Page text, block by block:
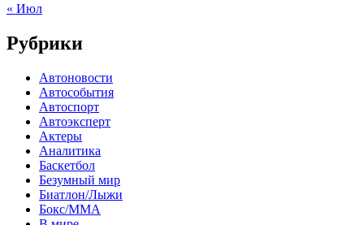
« Июл
Рубрики
Автоновости
Автособытия
Автоспорт
Автоэксперт
Актеры
Аналитика
Баскетбол
Безумный мир
Биатлон/Лыжи
Бокс/MMA